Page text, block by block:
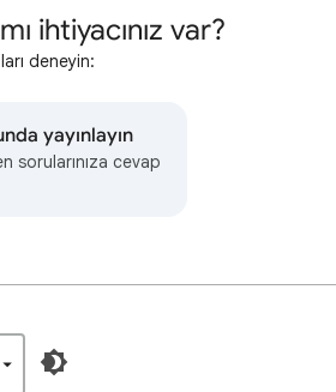
ihtiyacınız var?
deneyin:
yayınlayın
sorularınıza cevap